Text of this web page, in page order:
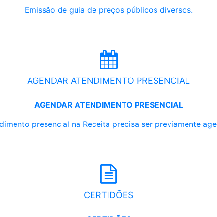
Emissão de guia de preços públicos diversos.
AGENDAR ATENDIMENTO PRESENCIAL
AGENDAR ATENDIMENTO PRESENCIAL
presencial na Receita precisa ser previamente
CERTIDÕES